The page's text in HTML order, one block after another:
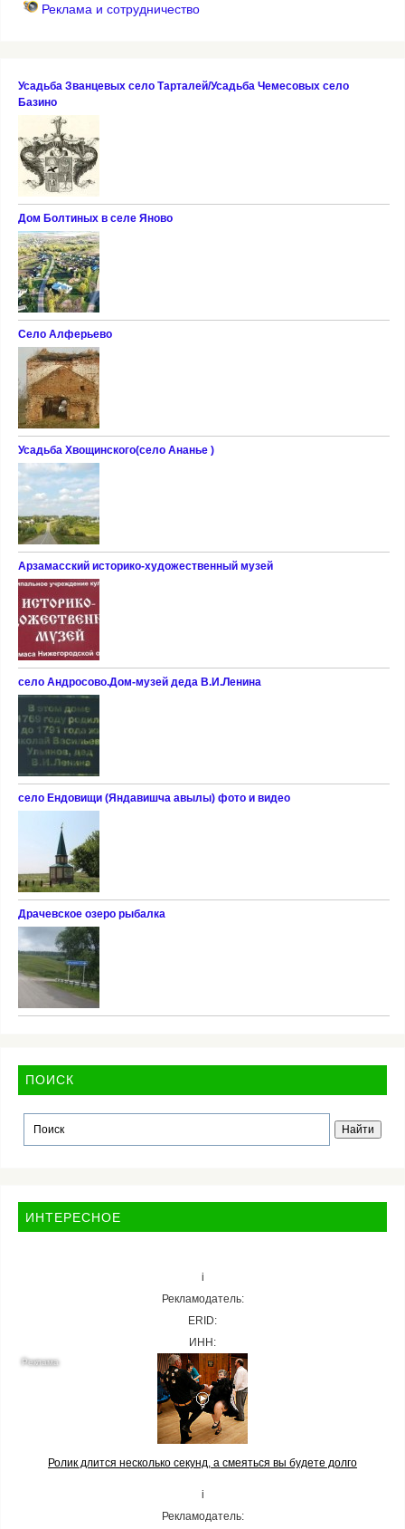
Реклама и сотрудничество
Усадьба Званцевых село Тарталей/Усадьба Чемесовых село
Базино
Дом Болтиных в селе Яново
Село Алферьево
Усадьба Хвощинского(село Ананье )
Арзамасский историко-художественный музей
село Андросово.Дом-музей деда В.И.Ленина
село Ендовищи (Яндавишча авылы) фото и видео
Драчевское озеро рыбалка
ПОИСК
ИНТЕРЕСНОЕ
i
Рекламодатель:
ERID:
ИНН:
Ролик длится несколько секунд, а смеяться вы будете долго
i
Рекламодатель: